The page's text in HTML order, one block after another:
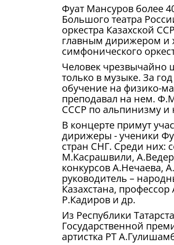
Фуат Мансуров более
Большого театра
оркестра Казахской
главным дирижером и
симфонического
Человек чрезвычайно
только в музыке. За
обучение на физико-
преподавал на нем.
СССР по альпинизму и
В концерте примут
дирижеры - ученики
стран СНГ. Среди них:
М.Касрашвили,
конкурсов А.Нечаева,
руководитель –
Казахстана,
Р.Кадиров и др.
Из Республики
Государственной
артистка РТ